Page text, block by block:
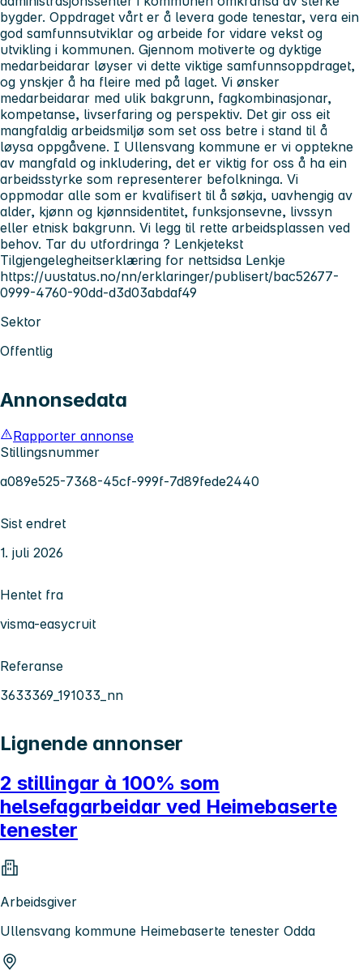
bygder. Oppdraget vårt er å levera gode tenestar, vera ein
god samfunnsutviklar og arbeide for vidare vekst og
utvikling i kommunen. Gjennom motiverte og dyktige
medarbeidarar løyser vi dette viktige samfunnsoppdraget,
og ynskjer å ha fleire med på laget. Vi ønsker
medarbeidarar med ulik bakgrunn, fagkombinasjonar,
kompetanse, livserfaring og perspektiv. Det gir oss eit
mangfaldig arbeidsmiljø som set oss betre i stand til å
løysa oppgåvene. I Ullensvang kommune er vi opptekne
av mangfald og inkludering, det er viktig for oss å ha ein
arbeidsstyrke som representerer befolkninga. Vi
oppmodar alle som er kvalifisert til å søkja, uavhengig av
alder, kjønn og kjønnsidentitet, funksjonsevne, livssyn
eller etnisk bakgrunn. Vi legg til rette arbeidsplassen ved
behov. Tar du utfordringa ? Lenkjetekst
Tilgjengelegheitserklæring for nettsidsa Lenkje
https://uustatus.no/nn/erklaringer/publisert/bac52677-
0999-4760-90dd-d3d03abdaf49
Sektor
Offentlig
Annonsedata
Rapporter annonse
Stillingsnummer
a089e525-7368-45cf-999f-7d89fede2440
Sist endret
1. juli 2026
Hentet fra
visma-easycruit
Referanse
3633369_191033_nn
Lignende annonser
2 stillingar à 100% som
helsefagarbeidar ved Heimebaserte
tenester
Arbeidsgiver
Ullensvang kommune Heimebaserte tenester Odda